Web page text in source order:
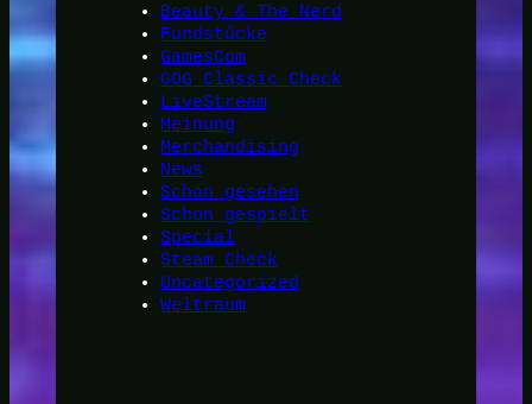
Beauty & The Nerd
Fundstücke
GamesCom
GOG Classic Check
LiveStream
Meinung
Merchandising
News
Schon gesehen
Schon gespielt
Special
Steam Check
Uncategorized
Weltraum